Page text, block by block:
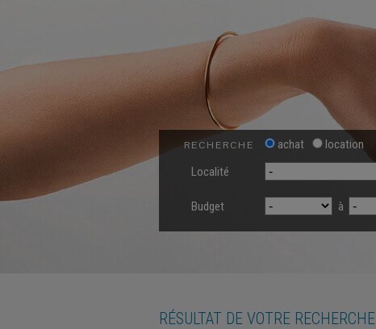
RECHERCHE achat
location
Localité
Budget à
RÉSULTAT DE VOTRE RECHERCHE